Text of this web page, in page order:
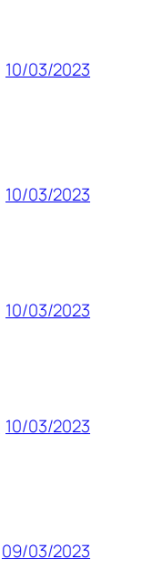
10/03/2023
10/03/2023
10/03/2023
10/03/2023
09/03/2023